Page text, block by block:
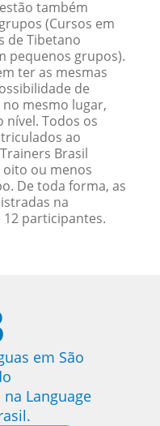
também
(Cursos em
de Tibetano
pequenos grupos).
ter as mesmas
de
mesmo lugar,
Todos os
ao
Brasil
oito ou menos
De toda forma, as
na
participantes.
em São
Language